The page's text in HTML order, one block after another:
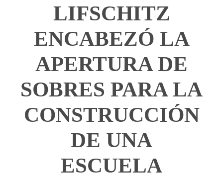
LIFSCHITZ
ENCABEZÓ LA
APERTURA DE
SOBRES PARA LA
CONSTRUCCIÓN
DE UNA
ESCUELA